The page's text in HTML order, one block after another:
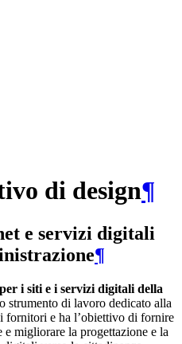
di design¶
e servizi digitali
¶
i siti e i servizi digitali della
strumento di lavoro dedicato alla
fornitori e ha l’obiettivo di fornire
migliorare la progettazione e la